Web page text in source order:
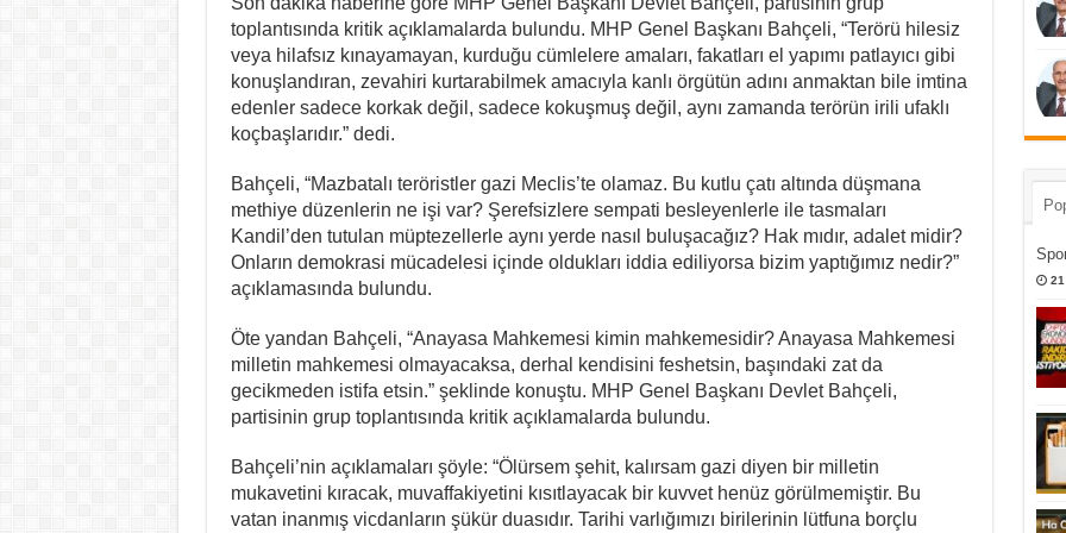
olamaz
için
toplantısında kritik açıklamalarda bulundu. MHP Genel Başkanı Bahçeli, “Terörü hilesiz
veya hilafsız kınayamayan, kurduğu cümlelere amaları, fakatları el yapımı patlayıcı gibi
konuşlandıran, zevahiri kurtarabilmek amacıyla kanlı örgütün adını anmaktan bile imtina
edenler sadece korkak değil, sadece kokuşmuş değil, aynı zamanda terörün irili ufaklı
koçbaşlarıdır.” dedi.
Bahçeli, “Mazbatalı teröristler gazi Meclis’te olamaz. Bu kutlu çatı altında düşmana
methiye düzenlerin ne işi var? Şerefsizlere sempati besleyenlerle ile tasmaları
Kandil’den tutulan müptezellerle aynı yerde nasıl buluşacağız? Hak mıdır, adalet midir?
Onların demokrasi mücadelesi içinde oldukları iddia ediliyorsa bizim yaptığımız nedir?”
açıklamasında bulundu.
Öte yandan Bahçeli, “Anayasa Mahkemesi kimin mahkemesidir? Anayasa Mahkemesi
milletin mahkemesi olmayacaksa, derhal kendisini feshetsin, başındaki zat da
gecikmeden istifa etsin.” şeklinde konuştu. MHP Genel Başkanı Devlet Bahçeli,
partisinin grup toplantısında kritik açıklamalarda bulundu.
Bahçeli’nin açıklamaları şöyle: “Ölürsem şehit, kalırsam gazi diyen bir milletin
mukavetini kıracak, muvaffakiyetini kısıtlayacak bir kuvvet henüz görülmemiştir. Bu
vatan inanmış vicdanların şükür duasıdır. Tarihi varlığımızı birilerinin lütfuna borçlu